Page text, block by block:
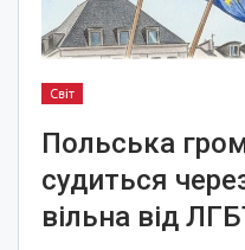
Світ
Польська
судиться
вільна від